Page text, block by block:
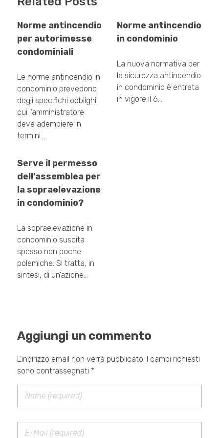
Norme antincendio
per autorimesse
condominiali
Le norme antincendio in
condominio prevedono
degli specifichi obblighi
cui l’amministratore
deve adempiere in
termini…
Norme antincendio
in condominio
La nuova normativa per
la sicurezza antincendio
in condominio è entrata
in vigore il 6…
Serve il permesso
dell’assemblea per
la sopraelevazione
in condominio?
La sopraelevazione in
condominio suscita
spesso non poche
polemiche. Si tratta, in
sintesi, di un’azione…
Aggiungi un commento
L'indirizzo email non verrà pubblicato. I campi richiesti
sono contrassegnati *